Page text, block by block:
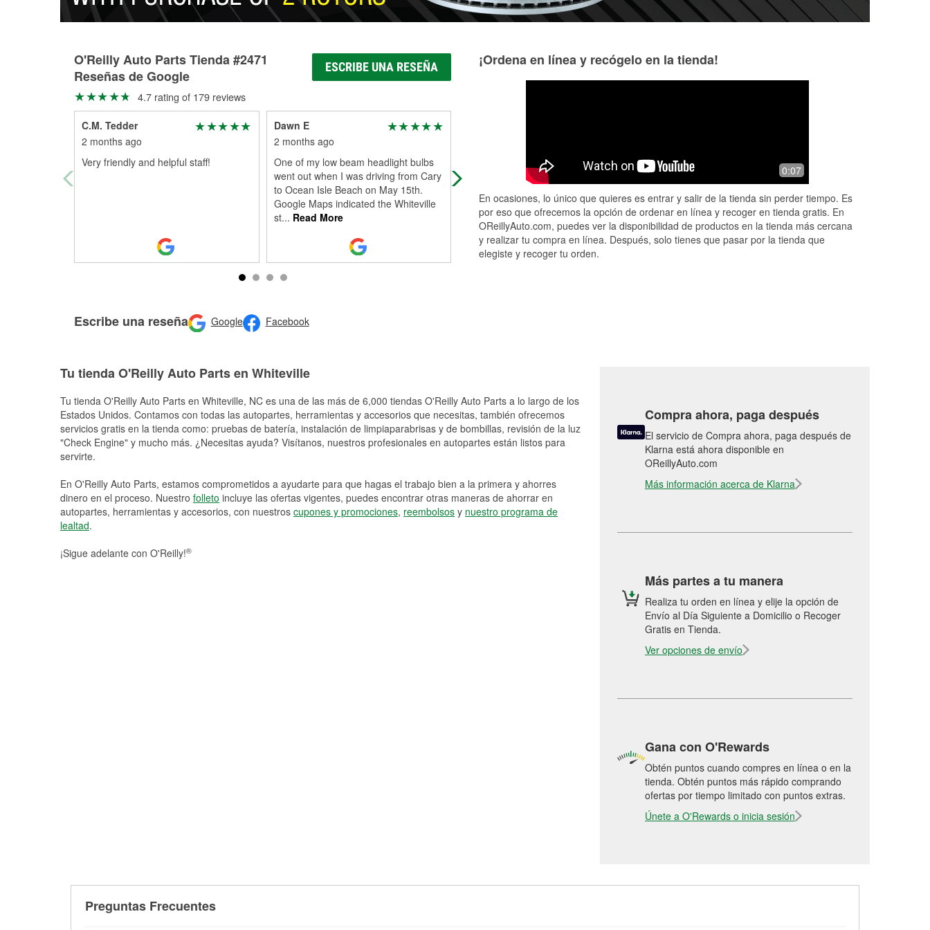
O'Reilly Auto Parts Tienda #2471
Reseñas de Google
ESCRIBE UNA RESEÑA
4.7 rating of 179 reviews
C.M. Tedder
2 months ago
Very friendly and helpful staff!
Dawn E
2 months ago
One of my low beam headlight bulbs
went out when I was driving from Cary
to Ocean Isle Beach on May 15th.
Google Maps indicated the Whiteville
st... Read More
Great customer service friendly and
helpful thank u guys
Customer service was great!
saved us from
Escribe una reseña Google Facebook
¡Ordena en línea y recógelo en la tienda!
0:07
En ocasiones, lo único que quieres es entrar y salir de la tienda sin perder tiempo. Es
por eso que ofrecemos la opción de ordenar en línea y recoger en tienda gratis. En
OReillyAuto.com, puedes ver la disponibilidad de productos en la tienda más cercana
y realizar tu compra en línea. Después, solo tienes que pasar por la tienda que
elegiste y recoger tu orden.
Tu tienda O'Reilly Auto Parts en Whiteville
Tu tienda O'Reilly Auto Parts en Whiteville, NC es una de las más de 6,000 tiendas O'Reilly Auto Parts a lo largo de los
Estados Unidos. Contamos con todas las autopartes, herramientas y accesorios que necesitas, también ofrecemos
servicios gratis en la tienda como: pruebas de batería, instalación de limpiaparabrisas y de bombillas, revisión de la luz
"Check Engine" y mucho más. ¿Necesitas ayuda? Visítanos, nuestros profesionales en autopartes están listos para
servirte.
En O'Reilly Auto Parts, estamos comprometidos a ayudarte para que hagas el trabajo bien a la primera y ahorres
dinero en el proceso. Nuestro folleto incluye las ofertas vigentes, puedes encontrar otras maneras de ahorrar en
autopartes, herramientas y accesorios, con nuestros cupones y promociones, reembolsos y nuestro programa de
lealtad.
¡Sigue adelante con O'Reilly!®
Compra ahora, paga después
El servicio de Compra ahora, paga después de
Klarna está ahora disponible en
OReillyAuto.com
Más información acerca de Klarna
Más partes a tu manera
Realiza tu orden en línea y elije la opción de
Envío al Día Siguiente a Domicilio o Recoger
Gratis en Tienda.
Ver opciones de envío
Gana con O'Rewards
Obtén puntos cuando compres en línea o en la
tienda. Obtén puntos más rápido comprando
ofertas por tiempo limitado con puntos extras.
Únete a O'Rewards o inicia sesión
Preguntas Frecuentes